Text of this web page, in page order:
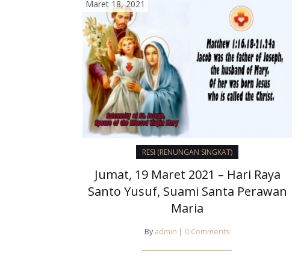
Maret 18, 2021
RESI (RENUNGAN SINGKAT)
Jumat, 19 Maret 2021 – Hari Raya
Santo Yusuf, Suami Santa Perawan
Maria
By admin | 0 Comments